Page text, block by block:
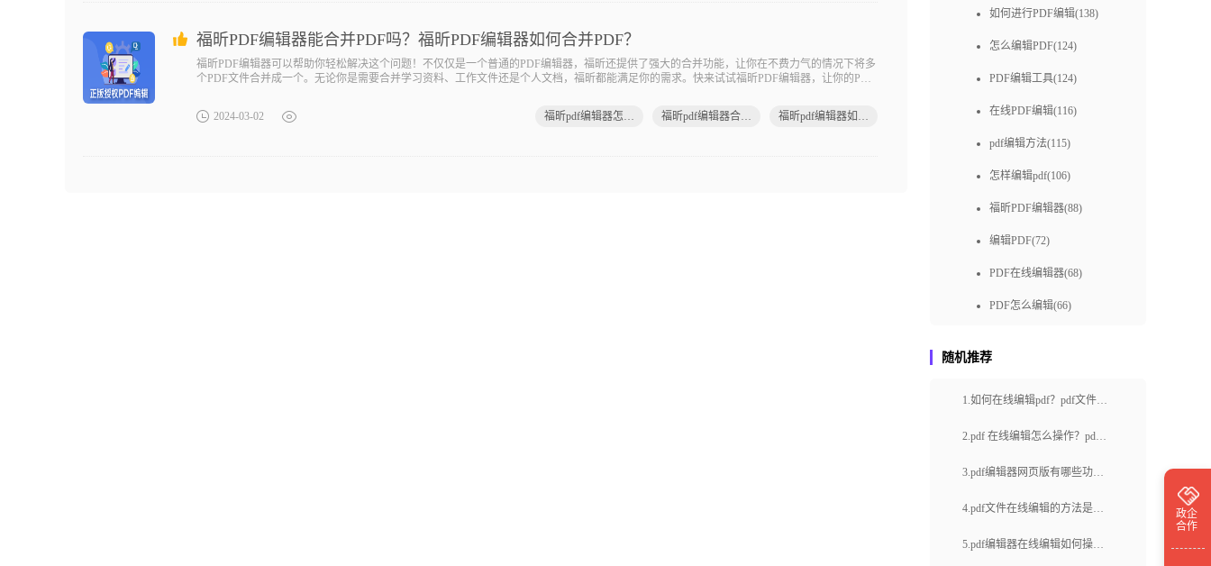
福昕PDF编辑器能合并PDF吗？福昕PDF编辑器如何合并PDF？
福昕PDF编辑器可以帮助你轻松解决这个问题！不仅仅是一个普通的PDF编辑器，福昕还提供了强大的合并功能，让你在不费力气的情况下将多
个PDF文件合并成一个。无论你是需要合并学习资料、工作文件还是个人文档，福昕都能满足你的需求。快来试试福昕PDF编辑器，让你的PDF
可以通过
2024-03-02 福昕pdf编辑器怎么合并pdf 福昕pdf编辑器合并pdf 福昕pdf编辑器如何合并pdf
如何进行PDF编辑(138)
怎么编辑PDF(124)
PDF编辑工具(124)
在线PDF编辑(116)
pdf编辑方法(115)
怎样编辑pdf(106)
福昕PDF编辑器(88)
编辑PDF(72)
PDF在线编辑器(68)
PDF怎么编辑(66)
pdf编辑器免费下载(50)
福昕pdf编辑器下载(49)
pdf编辑方式(48)
快速编辑pdf(48)
随机推荐
1.如何在线编辑pdf？pdf文件怎
么进行页面重新排序？
2.pdf 在线编辑怎么操作？pdf
文件怎么提取文件内容？
3.pdf编辑器网页版有哪些功
能？如何旋转pdf页面？
4.pdf文件在线编辑的方法是什
么？下载的pdf文件出现乱码怎
5.pdf编辑器在线编辑如何操
政企
合作